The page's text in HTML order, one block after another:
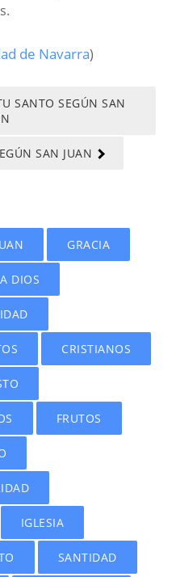
de Navarra)
SANTO SEGÚN SAN
SAN JUAN
GRACIA
DIOS
CRISTIANOS
FRUTOS
IGLESIA
SANTIDAD